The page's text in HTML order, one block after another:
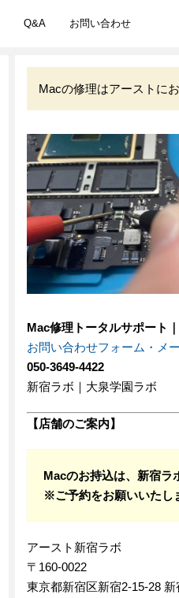
Q&A お問い合わせ
Macの修理はアーストに
Mac修理トータルサポート
お問い合わせフォーム・メ
050-3649-4422
新宿ラボ｜大泉学園ラボ
【店舗のご案内】
Macのお持込は、新宿ラ
※ご予約をお願いいたし
アースト新宿ラボ
〒160-0022
東京都新宿区新宿2-15-28